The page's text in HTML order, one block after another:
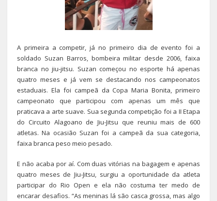
A primeira a competir, já no primeiro dia de evento foi a
soldado Suzan Barros, bombeira militar desde 2006, faixa
branca no jiu-jitsu. Suzan começou no esporte há apenas
quatro meses e já vem se destacando nos campeonatos
estaduais. Ela foi campeã da Copa Maria Bonita, primeiro
campeonato que participou com apenas um mês que
praticava a arte suave. Sua segunda competição foi a II Etapa
do Circuito Alagoano de Jiu-Jitsu que reuniu mais de 600
atletas. Na ocasião Suzan foi a campeã da sua categoria,
faixa branca peso meio pesado.
E não acaba por aí. Com duas vitórias na bagagem e apenas
quatro meses de Jiu-Jitsu, surgiu a oportunidade da atleta
participar do Rio Open e ela não costuma ter medo de
encarar desafios. “As meninas lá são casca grossa, mas algo